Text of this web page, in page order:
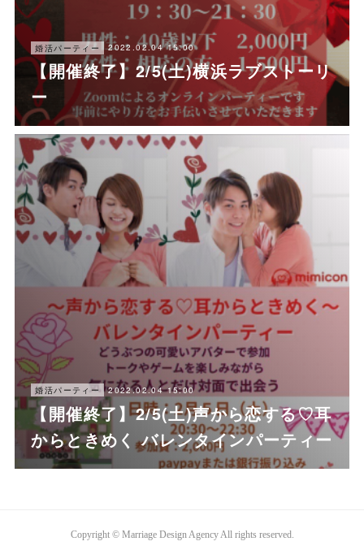
婚活パーティー 2022.02.04 15:00
【開催終了】2/5(土)横浜ラブストーリ
ー
婚活パーティー 2022.02.04 15:00
【開催終了】2/5(土)声から恋する♡耳
からときめく バレンタインパーティー
Copyright © Marriage Design Agency All rights reserved.